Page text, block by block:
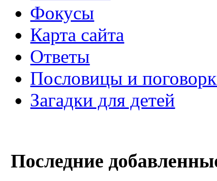
Фокусы
Карта сайта
Ответы
Пословицы и
Загадки для детей
Последние